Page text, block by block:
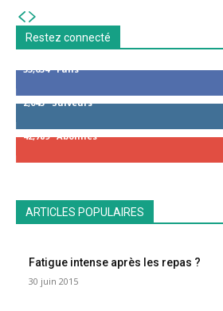
Restez connecté
53,654
Fans
2,043 Suiveurs
42,789 Abonnés
ARTICLES POPULAIRES
Fatigue intense après les repas ?
30 juin 2015